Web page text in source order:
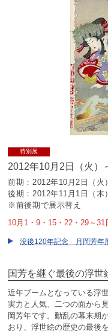
特別展
2012年10月2日（火）
前期：2012年10月2日（火
後期：2012年11月1日（木
※前後期で展示替え
10月1・9・15・22・29～31
没後120年記念 月岡芳年
国芳を継ぐ最後の浮
近年ブームとなっている浮
実力と人気、二つの面から
岡芳年です。動乱の幕末期
おり、浮世絵の歴史の最後